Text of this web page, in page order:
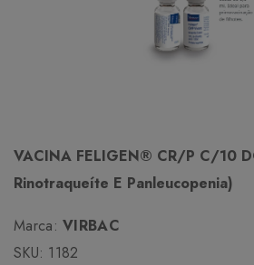
VACINA FELIGEN® CR/P C/10
Rinotraqueíte E Panleucopenia)
Marca: VIRBAC
SKU: 1182